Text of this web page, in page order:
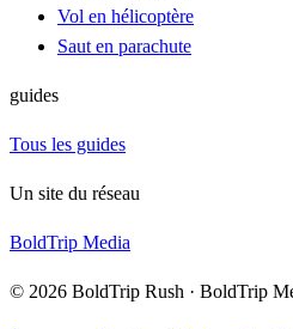
Vol en hélicoptère
Saut en parachute
guides
Tous les guides
Un site du réseau
BoldTrip Media
© 2026 BoldTrip Rush · BoldTrip